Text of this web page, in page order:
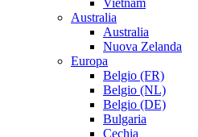
Vietnam
Australia
Australia
Nuova Zelanda
Europa
Belgio (FR)
Belgio (NL)
Belgio (DE)
Bulgaria
Cechia